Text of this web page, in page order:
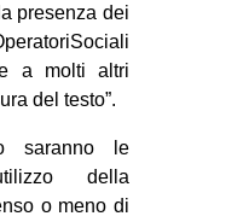
presenza dei
a molti altri
del testo”.
saranno le
della
o meno di